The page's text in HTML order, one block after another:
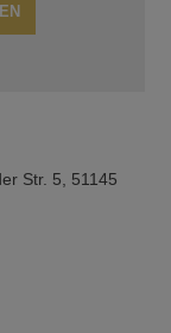
Str. 5, 51145